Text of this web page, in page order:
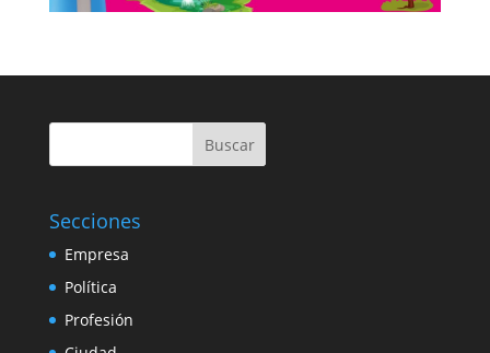
Buscar
Secciones
Empresa
Política
Profesión